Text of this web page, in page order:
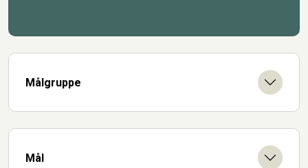
Målgruppe
Mål